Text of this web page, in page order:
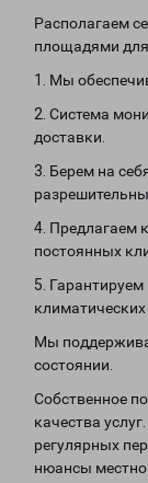
Располагаем
площадями для
1. Мы
2. Система
доставки.
3. Берем на
4. Предлагаем
постоянных
5.
климатических
Мы
состоянии.
Собственное
качества
регулярных
нюансы